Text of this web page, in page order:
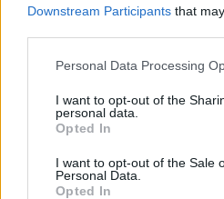
Downstream Participants that
Please note that this website/app
not limited to your visit or usage
grant or deny consent to Google
use your data for below specified
consent section.
Personal Data Processing
I want to opt-out of the
personal data.
Opted In
I want to opt-out of the Sale
Personal Data.
Opted In